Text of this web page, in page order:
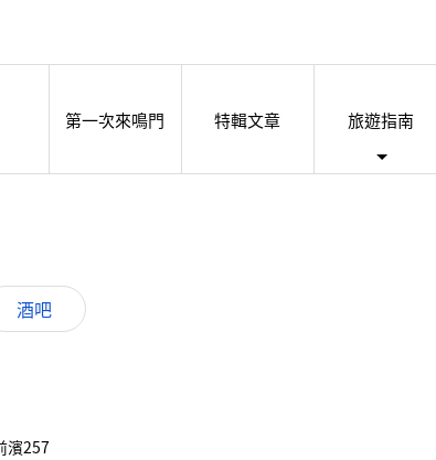
第一次來鳴門 特輯文章 旅遊指南
酒吧
濱257